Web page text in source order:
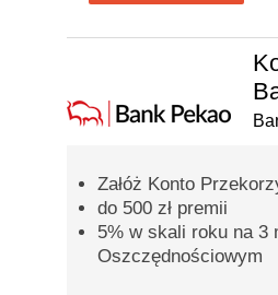
Załóż Konto
do 500 zł premii
5% w skali roku na 3
Oszczędnościowym